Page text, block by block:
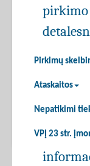
Pirkimų
Ataskaitos
Nepatikimi
VPĮ 23 str.
pirkimo